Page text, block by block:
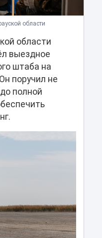
области
области
выездное
штаба на
поручил не
полной